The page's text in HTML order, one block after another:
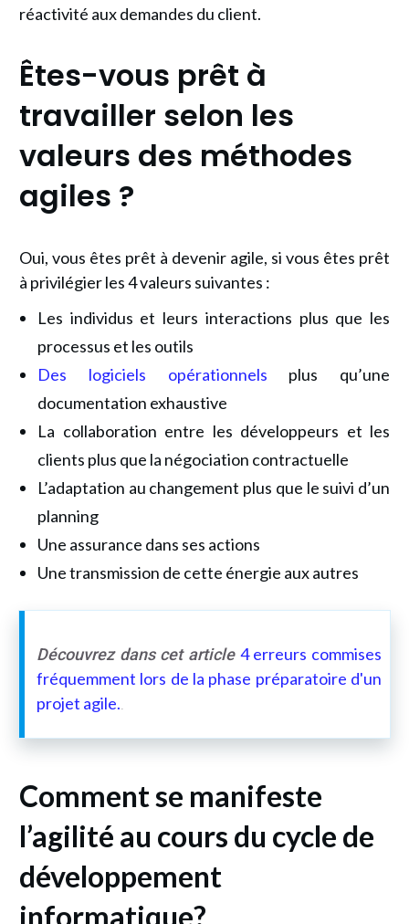
réactivité aux demandes du client.
Êtes-vous prêt à
travailler selon les
valeurs des méthodes
agiles ?
Oui, vous êtes prêt à devenir agile, si vous êtes prêt
à privilégier les4 valeurs suivantes :
Les individus et leurs interactions plus que les
processus et les outils
Des logiciels opérationnels plus qu’une
documentation exhaustive
La collaboration entre les développeurs et les
clients plus que la négociation contractuelle
L’adaptation au changement plus que le suivi d’un
planning
Une assurance dans ses actions
Une transmission de cette énergie aux autres
Découvrez dans cet article 4 erreurs commises
fréquemment lors de la phase préparatoire d'un
projet agile.
Comment se manifeste
l’agilité au cours du cycle de
développement
informatique?